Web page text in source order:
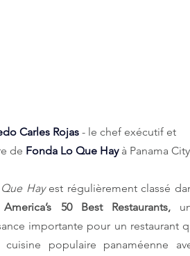
Carles Rojas - le chef exécutif et
de Fonda Lo Que Hay à Panama
Hay est régulièrement classé
50 Best Restaurants,
importante pour un restaurant
cuisine populaire panaméenne